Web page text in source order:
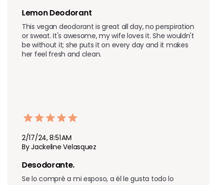
Lemon Deodorant
This vegan deodorant is great all day, no perspiration
or sweat. It's awesome, my wife loves it. She wouldn't
be without it; she puts it on every day and it makes
her feel fresh and clean.
2/17/24, 8:51 AM
By Jackeline Velasquez
Desodorante.
Se lo compré a mi esposo, a él le gusta todo lo